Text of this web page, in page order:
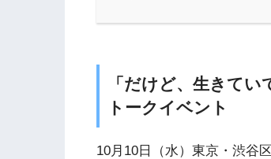
「だけど、生きて
トークイベント
10月10日（水）東京・渋谷